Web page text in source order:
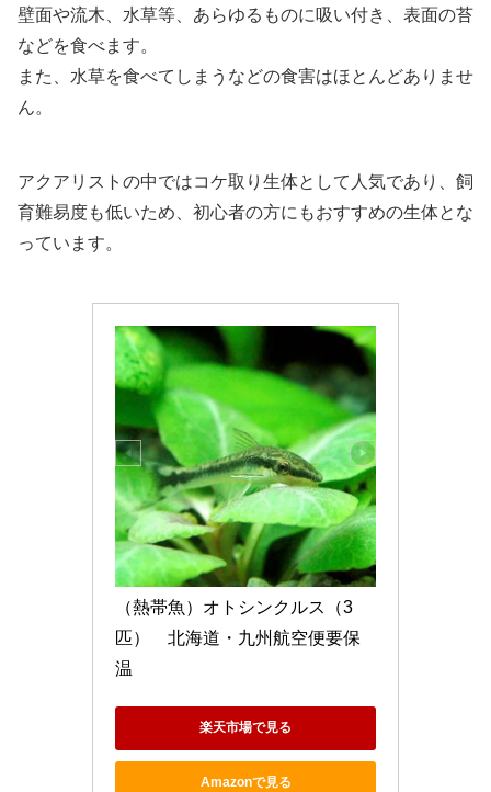
壁面や流木、水草等、あらゆるものに吸い付き、表面の苔
などを食べます。
また、水草を食べてしまうなどの食害はほとんどありませ
ん。
アクアリストの中ではコケ取り生体として人気であり、飼
育難易度も低いため、初心者の方にもおすすめの生体とな
っています。
（熱帯魚）オトシンクルス（3
匹）　北海道・九州航空便要保
温
楽天市場で見る
Amazonで見る